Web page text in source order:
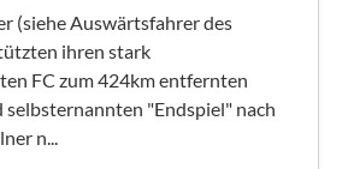
(siehe Auswärtsfahrer des
ihren stark
FC zum 424km entfernten
"Endspiel" nach
n...